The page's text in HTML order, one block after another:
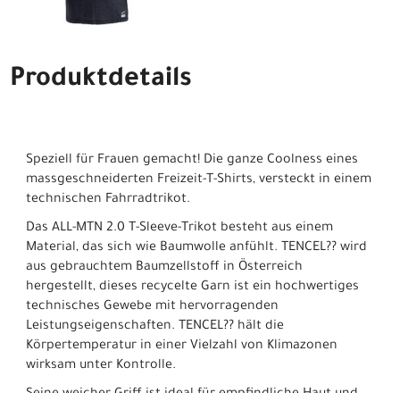
Produktdetails
Speziell für Frauen gemacht! Die ganze Coolness eines
massgeschneiderten Freizeit-T-Shirts, versteckt in einem
technischen Fahrradtrikot.
Das ALL-MTN 2.0 T-Sleeve-Trikot besteht aus einem
Material, das sich wie Baumwolle anfühlt. TENCEL?? wird
aus gebrauchtem Baumzellstoff in Österreich
hergestellt, dieses recycelte Garn ist ein hochwertiges
technisches Gewebe mit hervorragenden
Leistungseigenschaften. TENCEL?? hält die
Körpertemperatur in einer Vielzahl von Klimazonen
wirksam unter Kontrolle.